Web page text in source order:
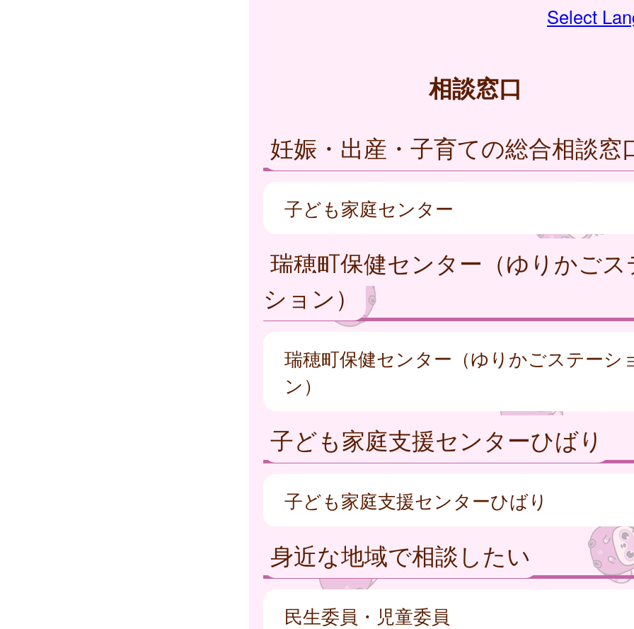
Select
相談窓口
妊娠・出産・子育ての総合相談窓
子ども家庭センター
瑞穂町保健センター（ゆりかごス
ション）
瑞穂町保健センター（ゆりかごステーシ
ン）
子ども家庭支援センターひばり
子ども家庭支援センターひばり
身近な地域で相談したい
民生委員・児童委員